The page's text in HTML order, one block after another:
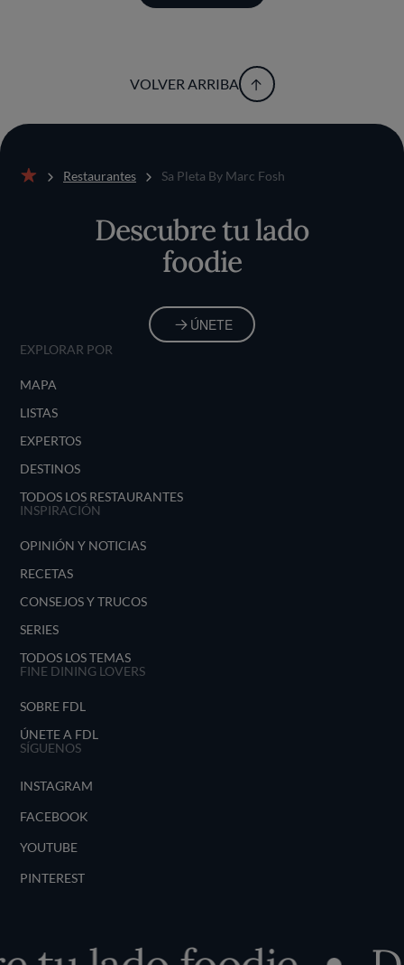
VOLVER ARRIBA
Restaurantes Sa Pleta By Marc Fosh
Descubre tu lado
foodie
ÚNETE
EXPLORAR POR
MAPA
LISTAS
EXPERTOS
DESTINOS
TODOS LOS RESTAURANTES
INSPIRACIÓN
OPINIÓN Y NOTICIAS
RECETAS
CONSEJOS Y TRUCOS
SERIES
TODOS LOS TEMAS
FINE DINING LOVERS
SOBRE FDL
ÚNETE A FDL
SÍGUENOS
INSTAGRAM
FACEBOOK
YOUTUBE
PINTEREST